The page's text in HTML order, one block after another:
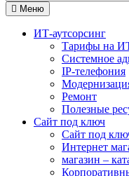
Меню
ИТ-аутсорсинг
Тарифы на
Системное
IP-телефония
Ремонт
Полезные
Сайт под ключ
Сайт под
Интернет
магазин –